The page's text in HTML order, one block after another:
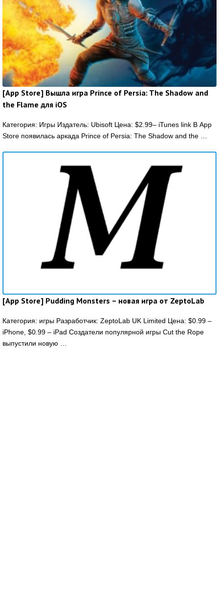
[App Store] Вышла игра Prince of Persia: The Shadow and
the Flame для iOS
Категория: Игры Издатель: Ubisoft Цена: $2.99– iTunes link В App
Store появилась аркада Prince of Persia: The Shadow and the …
[App Store] Pudding Monsters – новая игра от ZeptoLab
Категория: игры Разработчик: ZeptoLab UK Limited Цена: $0.99 –
iPhone, $0.99 – iPad Создатели популярной игры Cut the Rope
выпустили новую …